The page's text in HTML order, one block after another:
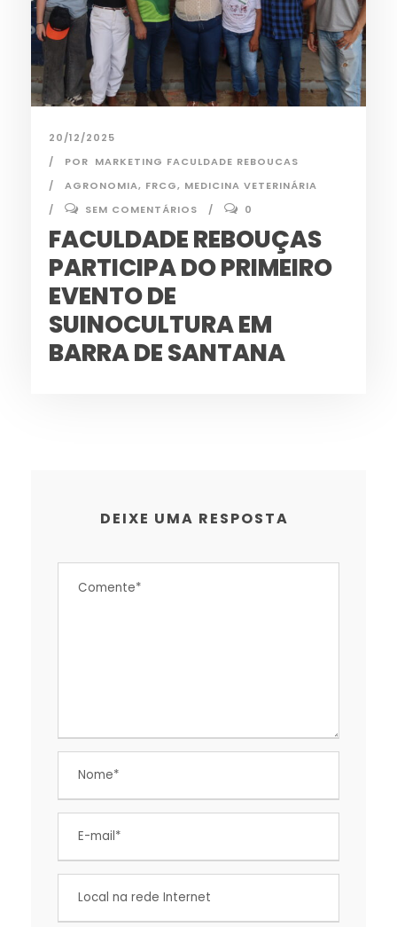
20/12/2025
POR MARKETING FACULDADE REBOUCAS
AGRONOMIA, FRCG, MEDICINA VETERINÁRIA
SEM COMENTÁRIOS
0
FACULDADE REBOUÇAS
PARTICIPA DO PRIMEIRO
EVENTO DE
SUINOCULTURA EM
BARRA DE SANTANA
DEIXE UMA RESPOSTA